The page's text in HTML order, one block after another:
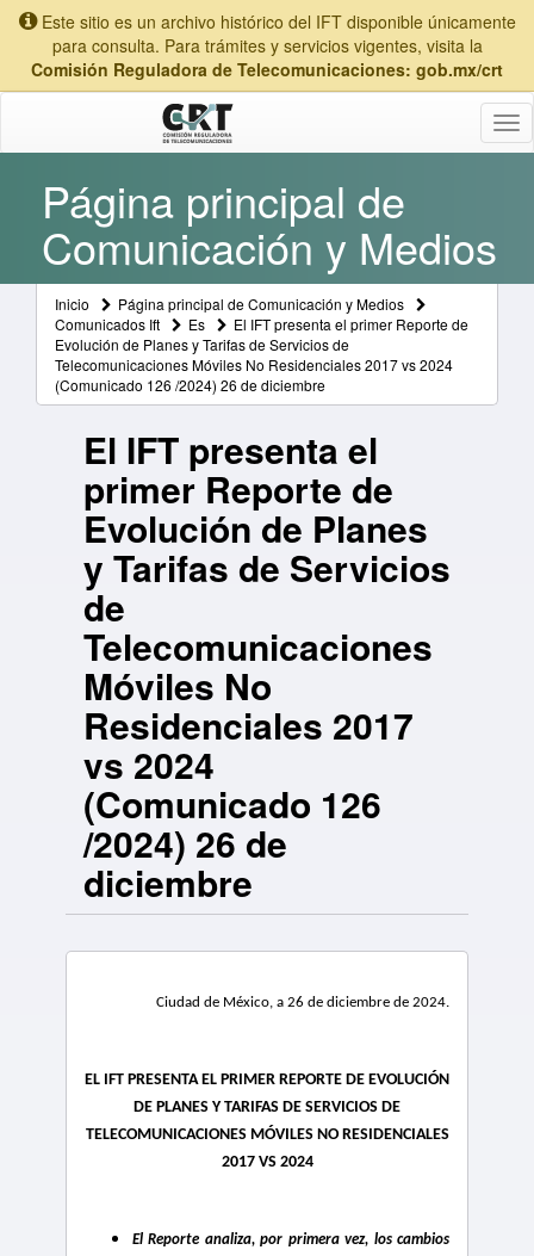
Este sitio es un archivo histórico del IFT disponible únicamente
para consulta. Para trámites y servicios vigentes, visita la
Comisión Reguladora de Telecomunicaciones: gob.mx/crt
Página principal de
Comunicación y Medios
Inicio
Página principal de Comunicación y Medios
Comunicados Ift
Es
El IFT presenta el primer Reporte de
Evolución de Planes y Tarifas de Servicios de
Telecomunicaciones Móviles No Residenciales 2017 vs 2024
(Comunicado 126 /2024) 26 de diciembre
El IFT presenta el
primer Reporte de
Evolución de Planes
y Tarifas de Servicios
de
Telecomunicaciones
Móviles No
Residenciales 2017
vs 2024
(Comunicado 126
/2024) 26 de
diciembre
Ciudad de México, a 26 de diciembre de 2024.
EL IFT PRESENTA EL PRIMER REPORTE DE EVOLUCIÓN
DE PLANES Y TARIFAS DE SERVICIOS DE
TELECOMUNICACIONES MÓVILES NO RESIDENCIALES
2017 VS 2024
El Reporte analiza, por primera vez, los cambios